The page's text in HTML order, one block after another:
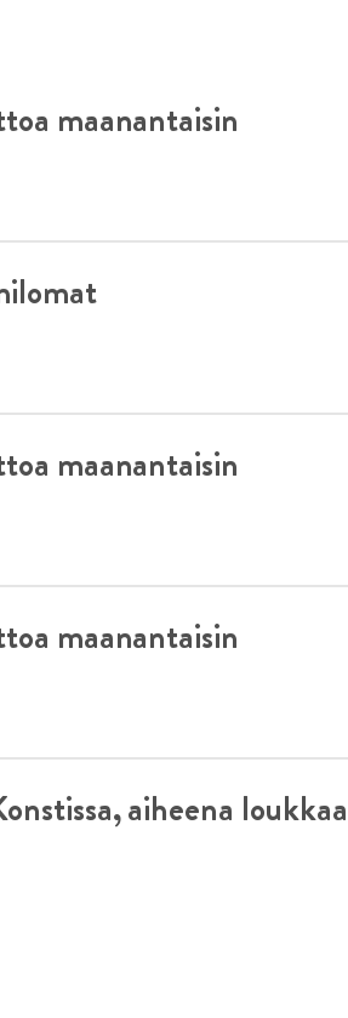
maanantaisin
maanantaisin
maanantaisin
aiheena